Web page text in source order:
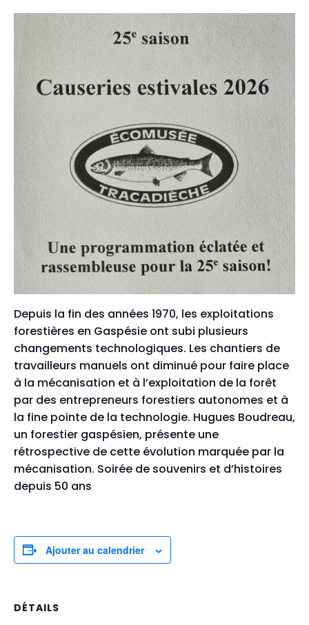
Depuis la fin des années 1970, les exploitations
forestières en Gaspésie ont subi plusieurs
changements technologiques. Les chantiers de
travailleurs manuels ont diminué pour faire place
à la mécanisation et à l’exploitation de la forêt
par des entrepreneurs forestiers autonomes et à
la fine pointe de la technologie. Hugues Boudreau,
un forestier gaspésien, présente une
rétrospective de cette évolution marquée par la
mécanisation. Soirée de souvenirs et d’histoires
depuis 50 ans
Ajouter au calendrier
DÉTAILS